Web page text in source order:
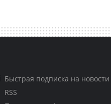
Быстрая подписка на новости
RSS